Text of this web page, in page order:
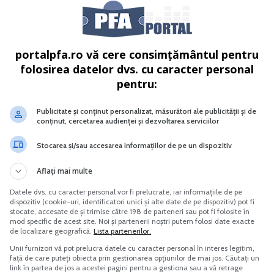
a impozitului pe profit
Capitalul social Noi reglementari
fiscale contabile si juridice
copiilor angajatilor in unitati care ofera servicii de
se apropie de incheiere si se mentine situatia
inadvertentelor si lacunelor care nu permit aplicarea,
si pentru a se da eficienta reglementarii si
inlaturarea temporara a acestei situatii, cu celeritate, prin
a reglementarilor incidente, pentru perioada care
portalpfa.ro vă cere consimțământul pentru
folosirea datelor dvs. cu caracter personal
pentru:
Publicitate și conținut personalizat, măsurători ale publicității și de
conținut, cercetarea audienței și dezvoltarea serviciilor
Stocarea și/sau accesarea informațiilor de pe un dispozitiv
Aflați mai multe
Datele dvs. cu caracter personal vor fi prelucrate, iar informațiile de pe
dispozitiv (cookie-uri, identificatori unici și alte date de pe dispozitiv) pot fi
stocate, accesate de și trimise către 198 de parteneri sau pot fi folosite în
mod specific de acest site. Noi și partenerii noștri putem folosi date exacte
de localizare geografică. Lista partenerilor.
Unii furnizori vă pot prelucra datele cu caracter personal în interes legitim,
față de care puteți obiecta prin gestionarea opțiunilor de mai jos. Căutați un
link în partea de jos a acestei pagini pentru a gestiona sau a vă retrage